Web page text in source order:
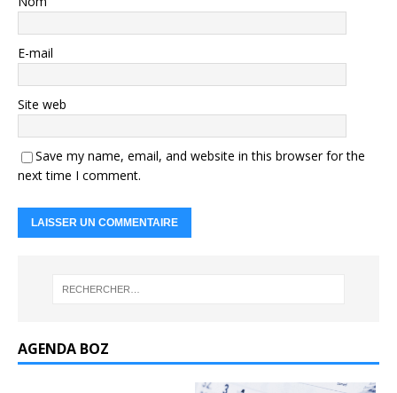
E-mail
Site web
Save my name, email, and website in this browser for the
next time I comment.
AGENDA BOZ